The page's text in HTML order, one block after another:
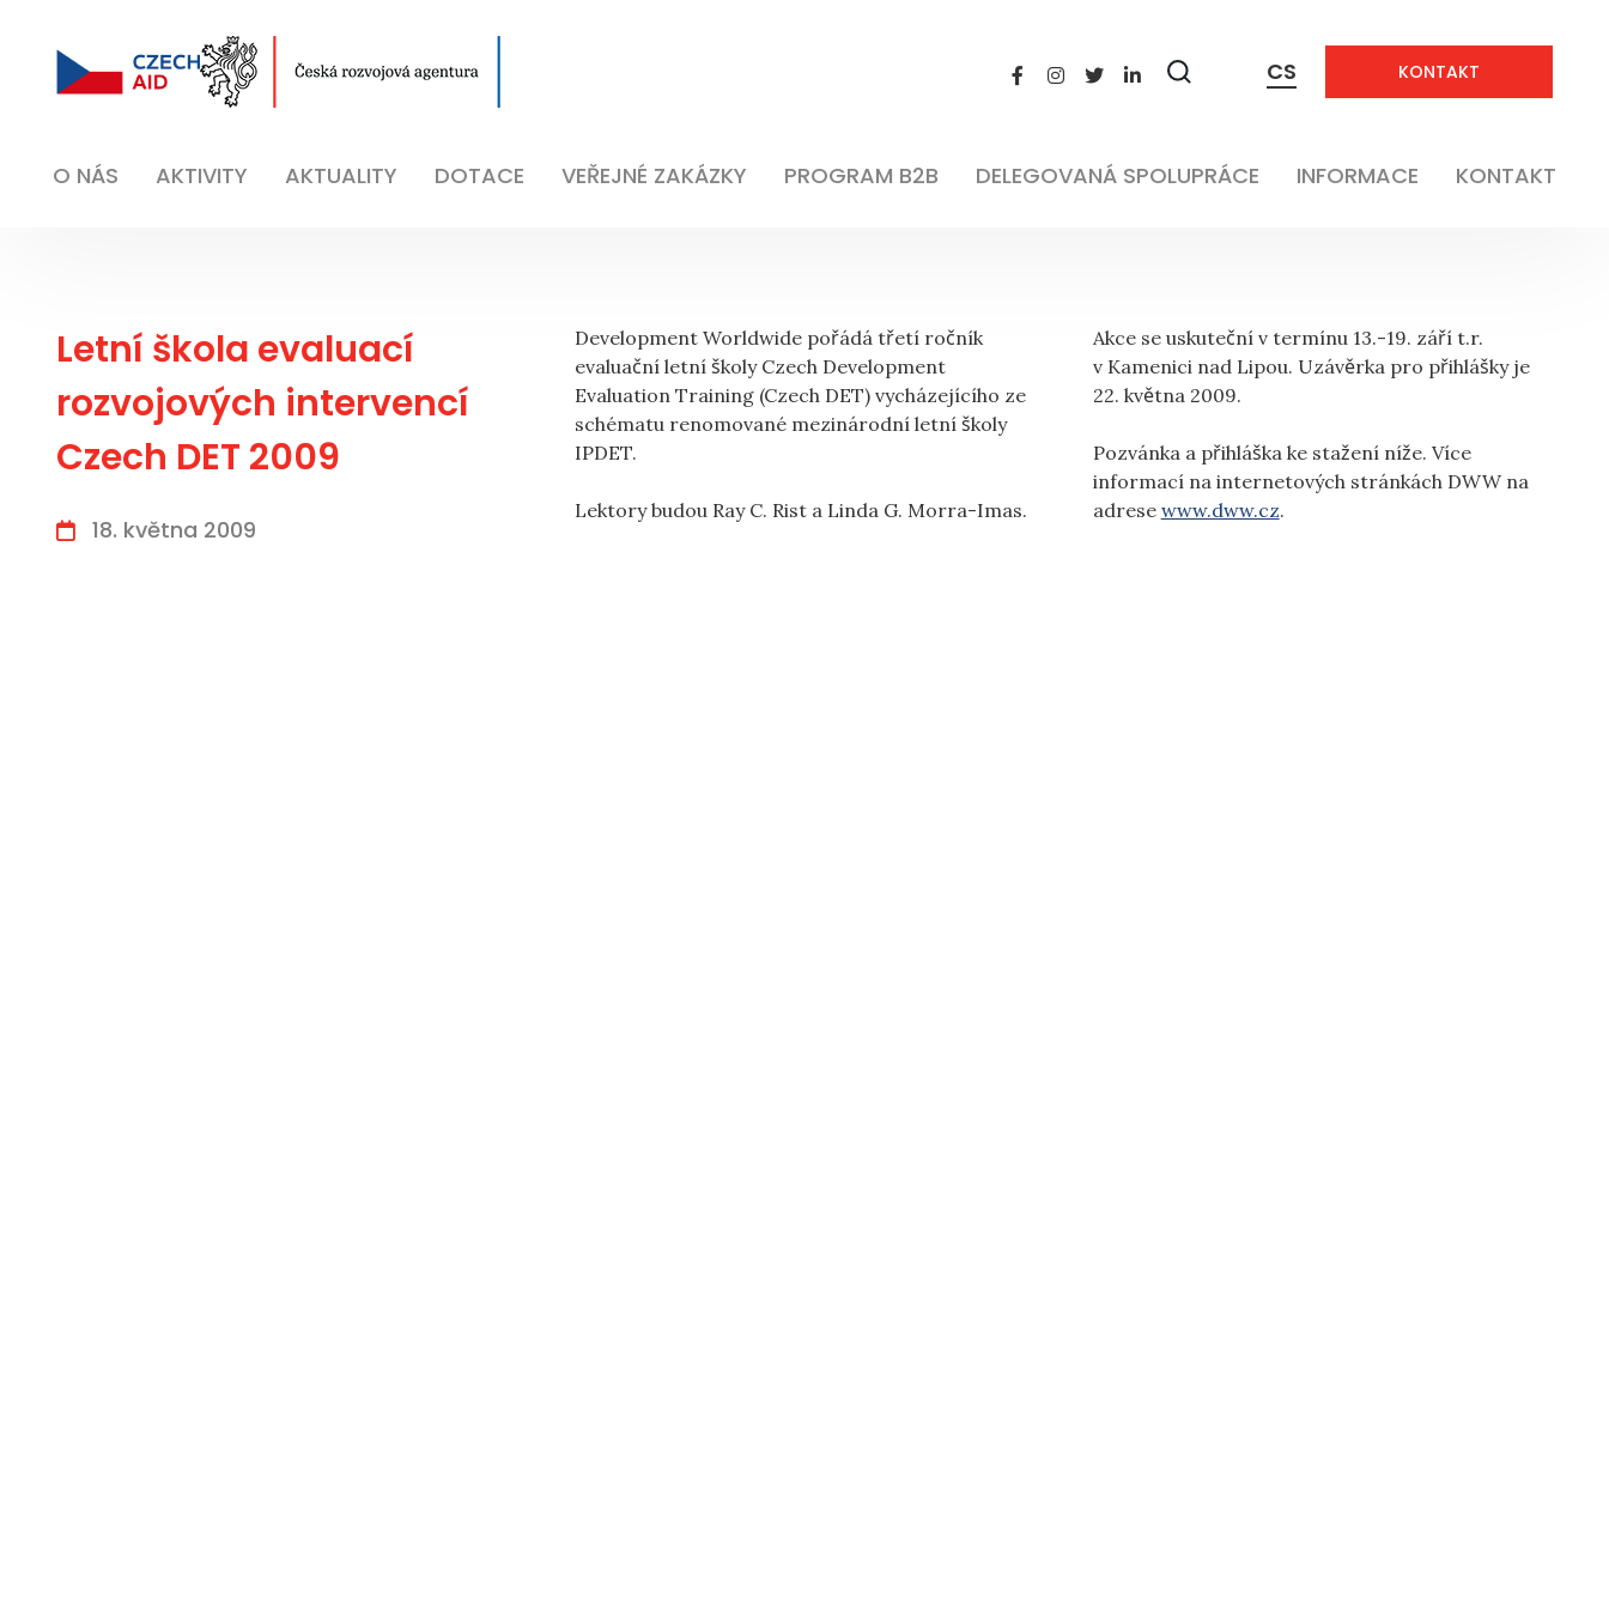
Zobrazit
CS KONTAKT
O NÁS AKTIVITY AKTUALITY DOTACE VEŘEJNÉ ZAKÁZKY PROGRAM B2B DELEGOVANÁ SPOLUPRÁCE INFORMACE KONTAKT
Letní škola evaluací
rozvojových intervencí
Czech DET 2009
18. května 2009
Development Worldwide pořádá třetí ročník
evaluační letní školy Czech Development
Evaluation Training (Czech DET) vycházejícího ze
schématu renomované mezinárodní letní školy
IPDET.
Lektory budou Ray C. Rist a Linda G. Morra-Imas.
Akce se uskuteční v termínu 13.-19. září t.r.
v Kamenici nad Lipou. Uzávěrka pro přihlášky je
22. května 2009.
Pozvánka a přihláška ke stažení níže. Více
informací na internetových stránkách DWW na
adrese www.dww.cz.